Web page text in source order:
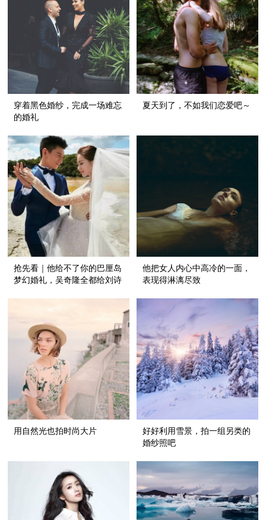
穿着黑色婚纱，完成一场难忘
的婚礼
夏天到了，不如我们恋爱吧～
抢先看｜他给不了你的巴厘岛
梦幻婚礼，吴奇隆全都给刘诗
他把女人内心中高冷的一面，
表现得淋漓尽致
用自然光也拍时尚大片
好好利用雪景，拍一组另类的
婚纱照吧